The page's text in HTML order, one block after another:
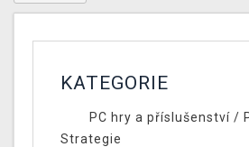
KATEGORIE
PC hry a příslušenství/
Strategie